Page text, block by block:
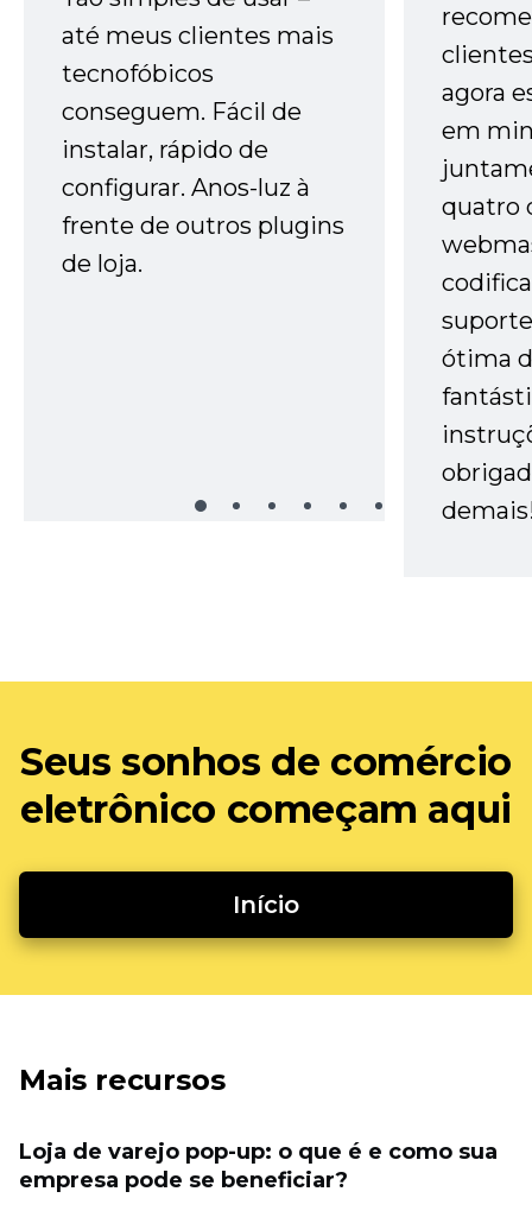
até meus clientes mais
tecnofóbicos
conseguem. Fácil de
instalar, rápido de
configurar. Anos-luz à
frente de outros plugins
de loja.
agora
em
quatro
ótima
Seus sonhos de comércio
eletrônico começam aqui
Início
Mais recursos
Loja de varejo pop-up: o que é e como sua
empresa pode se beneficiar?